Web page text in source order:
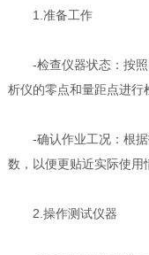
1.准备工作
-检查仪器状态：按照
析仪的零点和量距点进行
-确认作业工况：根据
数，以便更贴近实际使用
2.操作测试仪器